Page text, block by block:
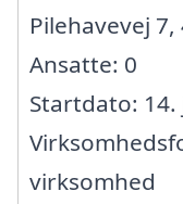
Pilehavevej
Ansatte: 0
Startdato: 14.
virksomhed